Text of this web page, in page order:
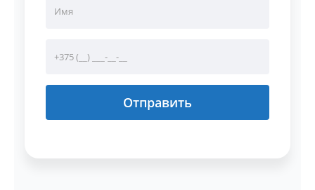
Отправить